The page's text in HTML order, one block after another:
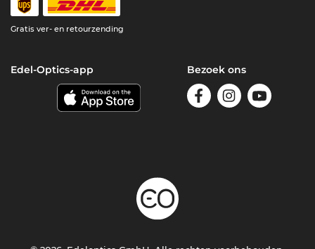
Gratis ver- en retourzending
Edel-Optics-app Bezoek ons